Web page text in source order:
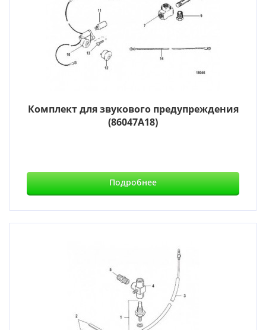
Комплект для звукового предупреждения
(86047A18)
Подробнее